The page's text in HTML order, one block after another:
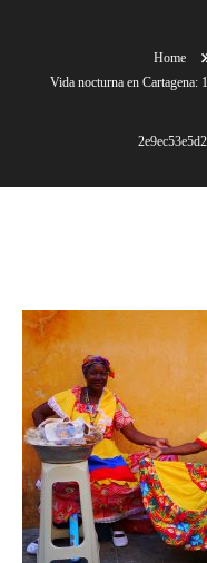
Home
Vida nocturna en Cartagena: